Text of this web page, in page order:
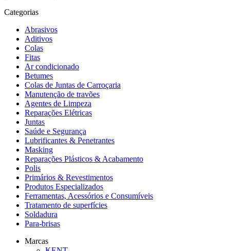
Categorias
Abrasivos
Aditivos
Colas
Fitas
Ar condicionado
Betumes
Colas de Juntas de Carroçaria
Manutenção de travões
Agentes de Limpeza
Reparações Elétricas
Juntas
Saúde e Segurança
Lubrificantes & Penetrantes
Masking
Reparações Plásticos & Acabamento
Polis
Primários & Revestimentos
Produtos Especializados
Ferramentas, Acessórios e Consumíveis
Tratamento de superfícies
Soldadura
Para-brisas
Marcas